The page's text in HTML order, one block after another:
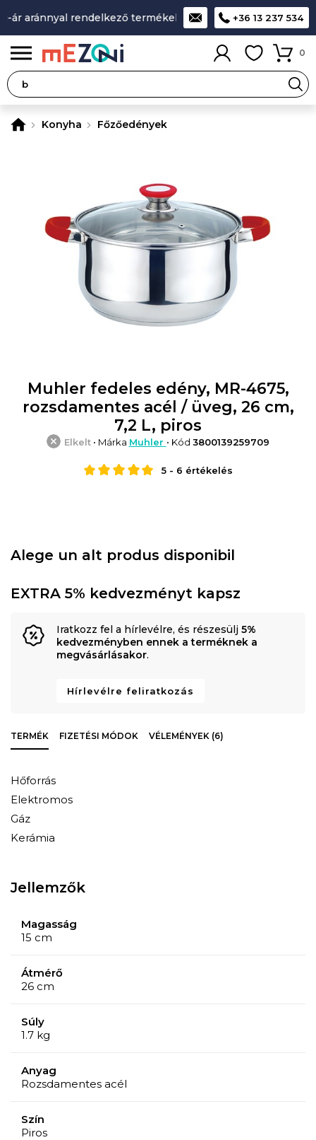
aránnyal rendelkező termékek A legjobb design-
+36 13 237 534
0
Konyha Főzőedények
Muhler fedeles edény, MR-4675,
rozsdamentes acél / üveg, 26 cm,
7,2 L, piros
Elkelt• Márka Muhler • Kód 3800139259709
5- 6 értékelés
Alege un alt produs disponibil
EXTRA 5% kedvezményt kapsz
Iratkozz fel a hírlevélre, és részesülj 5%
kedvezményben ennek a terméknek a
megvásárlásakor.
Hírlevélre feliratkozás
TERMÉK FIZETÉSI MÓDOK VÉLEMÉNYEK (6)
Hőforrás
Elektromos
Gáz
Kerámia
Jellemzők
Magasság
15 cm
Átmérő
26 cm
Súly
1.7 kg
Anyag
Rozsdamentes acél
Szín
Piros